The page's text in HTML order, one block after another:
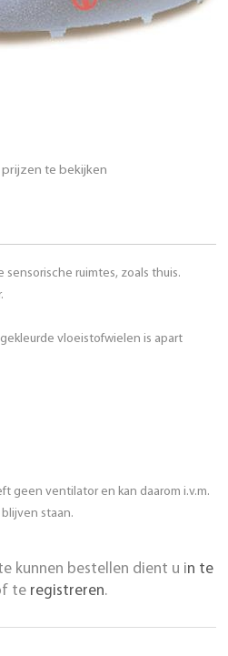
te bekijken
ruimtes, zoals thuis.
vloeistofwielen is apart
geen ventilator en kan daarom i.v.m.
staan.
kunnen bestellen dient u in te
te registreren.